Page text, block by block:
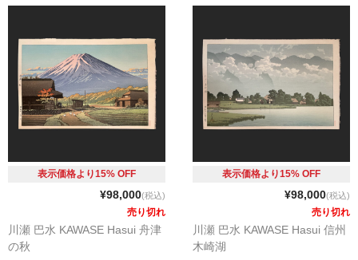
表示価格より15% OFF
¥98,000(税込)
売り切れ
川瀬 巴水 KAWASE Hasui 舟津
の秋
表示価格より15% OFF
¥98,000(税込)
売り切れ
川瀬 巴水 KAWASE Hasui 信州
木崎湖